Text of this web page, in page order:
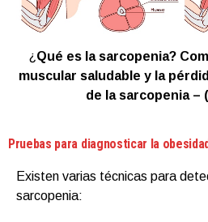
¿Qué es la sarcopenia?
muscular saludable y la
de la sarcopenia –
Pruebas para diagnosticar la
Existen varias técnicas para
sarcopenia: